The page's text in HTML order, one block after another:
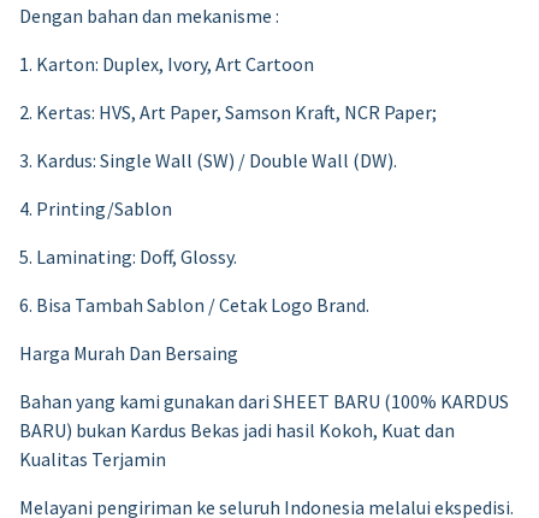
Dengan bahan dan mekanisme :
1. Karton: Duplex, Ivory, Art Cartoon
2. Kertas: HVS, Art Paper, Samson Kraft, NCR Paper;
3. Kardus: Single Wall (SW) / Double Wall (DW).
4. Printing/Sablon
5. Laminating: Doff, Glossy.
6. Bisa Tambah Sablon / Cetak Logo Brand.
Harga Murah Dan Bersaing
Bahan yang kami gunakan dari SHEET BARU (100% KARDUS
BARU) bukan Kardus Bekas jadi hasil Kokoh, Kuat dan
Kualitas Terjamin
Melayani pengiriman ke seluruh Indonesia melalui ekspedisi.